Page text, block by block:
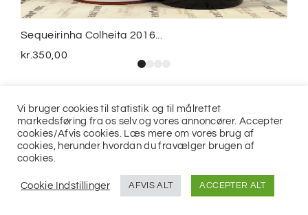
Sequeirinha Colheita 2016...
kr.350,00
Vi bruger cookies til statistik og til målrettet
markedsføring fra os selv og vores annoncører. Accepter
cookies/Afvis cookies. Læs mere om vores brug af
cookies, herunder hvordan du fravælger brugen af
cookies.
Cookie Indstillinger AFVIS ALT ACCEPTER ALT